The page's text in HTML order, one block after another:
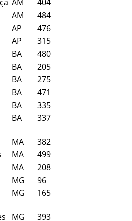
AM
404
AM
484
AP
476
AP
315
BA
480
BA
205
BA
275
BA
471
BA
335
BA
337
MA
382
MA
499
MA
208
MG
96
MG
165
MG 393